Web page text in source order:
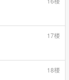
17楼
18楼